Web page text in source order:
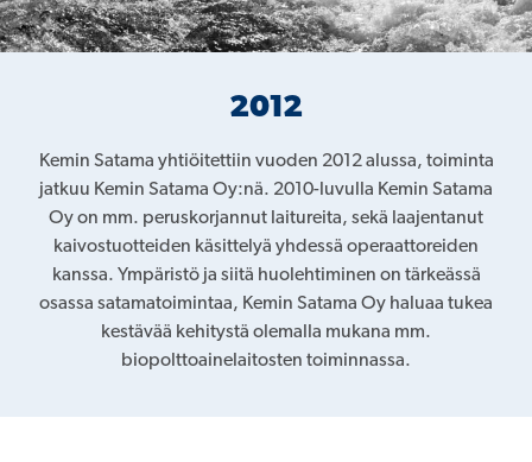
2012
Kemin Satama yhtiöitettiin vuoden 2012 alussa, toiminta
jatkuu Kemin Satama Oy:nä. 2010-luvulla Kemin Satama
Oy on mm. peruskorjannut laitureita, sekä laajentanut
kaivostuotteiden käsittelyä yhdessä operaattoreiden
kanssa. Ympäristö ja siitä huolehtiminen on tärkeässä
osassa satamatoimintaa, Kemin Satama Oy haluaa tukea
kestävää kehitystä olemalla mukana mm.
biopolttoainelaitosten toiminnassa.